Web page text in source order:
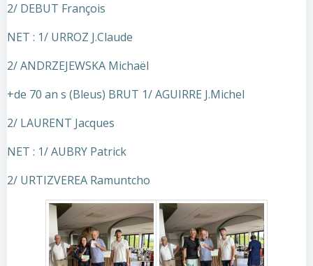
2/ DEBUT François
NET : 1/ URROZ J.Claude
2/ ANDRZEJEWSKA Michaël
+de 70 an s (Bleus) BRUT 1/ AGUIRRE J.Michel
2/ LAURENT Jacques
NET : 1/ AUBRY Patrick
2/ URTIZVEREA Ramuntcho